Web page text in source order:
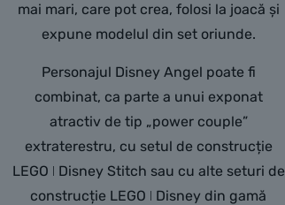
mai mari, care pot crea, folosi la joacă și
expune modelul din set oriunde.
Personajul Disney Angel poate fi
combinat, ca parte a unui exponat
atractiv de tip „power couple”
extraterestru, cu setul de construcție
LEGO ǀ Disney Stitch sau cu alte seturi de
construcție LEGO ǀ Disney din gamă